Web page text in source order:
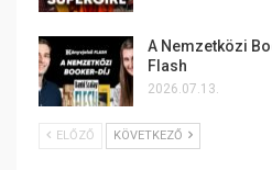
A Nemzetközi
Flash
2026.07.13.
ELŐZŐ KÖVETKEZŐ